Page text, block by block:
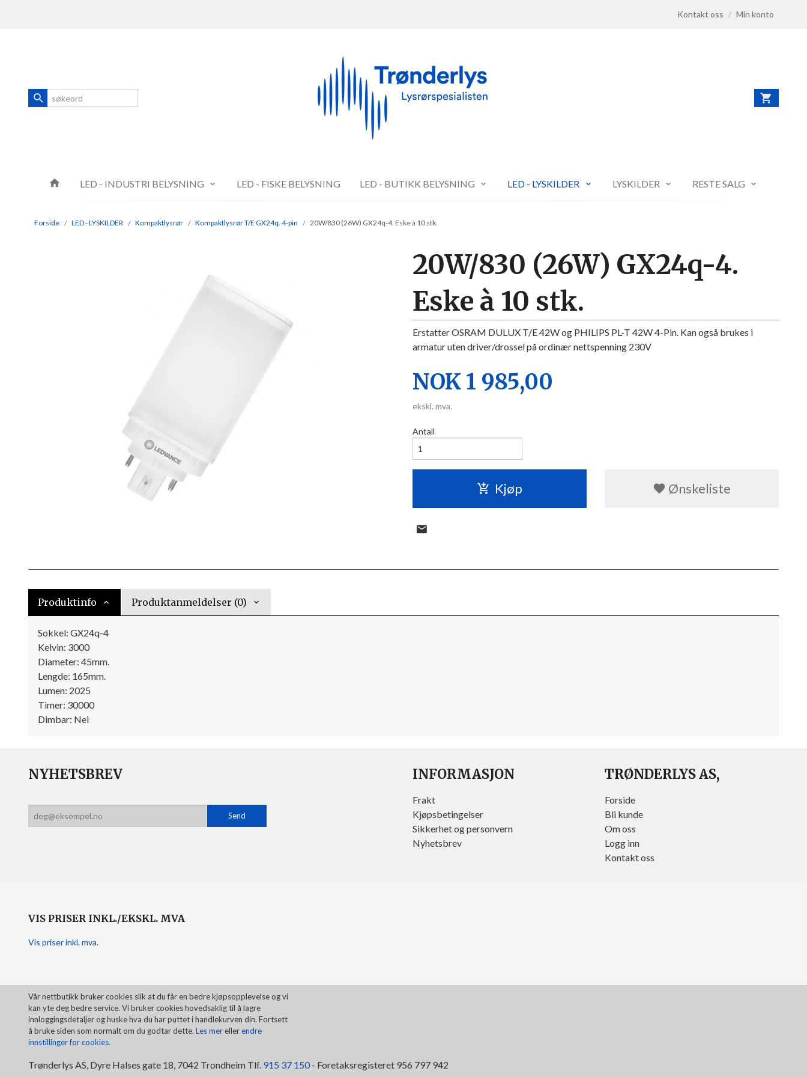
Kontakt oss / Min konto
ProdukterLED - INDUSTRI BELYSNING LED - FISKE BELYSNING LED - BUTIKK BELYSNING LED - LYSKILDER LYSKILDER RESTE SALG
Forside LED - LYSKILDER Kompaktlysrør Kompaktlysrør T/E GX24q. 4-pin 20W/830 (26W) GX24q-4. Eske à 10 stk.
20W/830 (26W) GX24q-4.
Eske à 10 stk.
Erstatter OSRAM DULUX T/E 42W og PHILIPS PL-T 42W 4-Pin. Kan også brukes i
armatur uten driver/drossel på ordinær nettspenning 230V
Pris
NOK 1 985,00
ekskl. mva.
Antall
Kjøp Ønskeliste
Produktinfo Produktanmeldelser (0)
Sokkel: GX24q-4
Kelvin: 3000
Diameter: 45mm.
Lengde: 165mm.
Lumen: 2025
Timer: 30000
Dimbar: Nei
NYHETSBREV INFORMASJON
Frakt
Kjøpsbetingelser
Sikkerhet og personvern
Nyhetsbrev
TRØNDERLYS AS,
Forside
Bli kunde
Om oss
Logg inn
Kontakt oss
VIS PRISER INKL./EKSKL. MVA
Vis priser inkl. mva.
Vår nettbutikk bruker cookies slik at du får en bedre kjøpsopplevelse og vi
kan yte deg bedre service. Vi bruker cookies hovedsaklig til å lagre
innloggingsdetaljer og huske hva du har puttet i handlekurven din. Fortsett
å bruke siden som normalt om du godtar dette. Les merellerendre
innstillinger for cookies.
Trønderlys AS, Dyre Halses gate 18, 7042 Trondheim Tlf. 915 37 150- Foretaksregisteret 956 797 942